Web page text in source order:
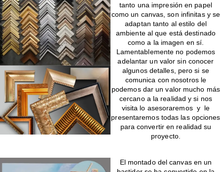
tanto una impresión en papel
como un canvas, son infinitas y se
adaptan tanto al estilo del
ambiente al que está destinado
como a la imagen en sí.
Lamentablemente no podemos
adelantar un valor sin conocer
algunos detalles, pero si se
comunica con nosotros le
podemos dar un valor mucho más
cercano a la realidad y si nos
visita lo asesoraremos y le
presentaremos todas las opciones
para convertir en realidad su
proyecto.
El montado del canvas en un